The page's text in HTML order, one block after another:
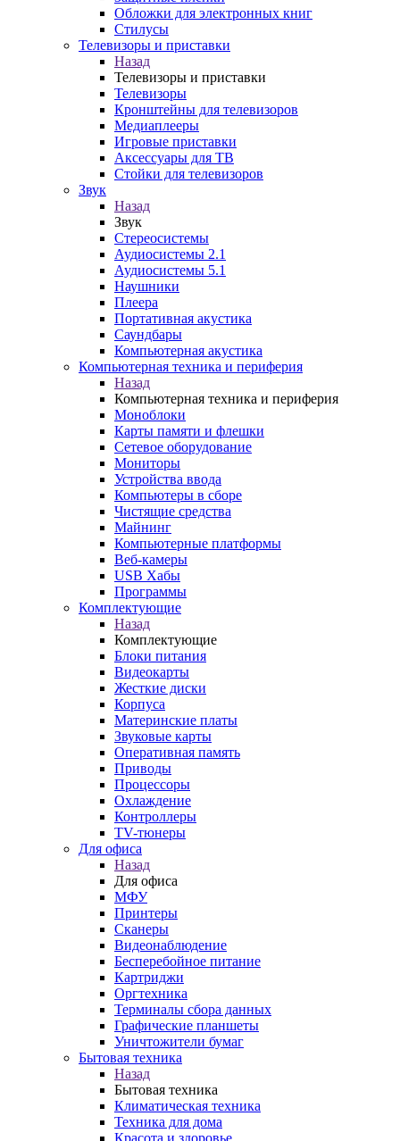
Обложки для электронных книг
Стилусы
Телевизоры и приставки
Назад
Телевизоры и приставки
Телевизоры
Кронштейны для телевизоров
Медиаплееры
Игровые приставки
Аксессуары для ТВ
Стойки для телевизоров
Звук
Назад
Звук
Стереосистемы
Аудиосистемы 2.1
Аудиосистемы 5.1
Наушники
Плеера
Портативная акустика
Саундбары
Компьютерная акустика
Компьютерная техника и периферия
Назад
Компьютерная техника и периферия
Моноблоки
Карты памяти и флешки
Сетевое оборудование
Мониторы
Устройства ввода
Компьютеры в сборе
Чистящие средства
Майнинг
Компьютерные платформы
Веб-камеры
USB Хабы
Программы
Комплектующие
Назад
Комплектующие
Блоки питания
Видеокарты
Жесткие диски
Корпуса
Материнские платы
Звуковые карты
Оперативная память
Приводы
Процессоры
Охлаждение
Контроллеры
TV-тюнеры
Для офиса
Назад
Для офиса
МФУ
Принтеры
Сканеры
Видеонаблюдение
Бесперебойное питание
Картриджи
Оргтехника
Терминалы сбора данных
Графические планшеты
Уничтожители бумаг
Бытовая техника
Назад
Бытовая техника
Климатическая техника
Техника для дома
Красота и здоровье